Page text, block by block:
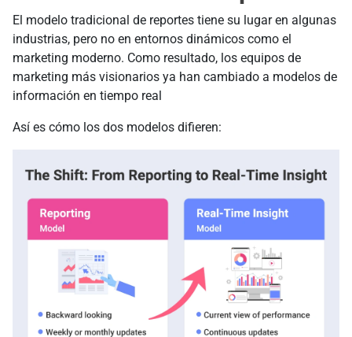
El modelo tradicional de reportes tiene su lugar en algunas
industrias, pero no en entornos dinámicos como el
marketing moderno. Como resultado, los equipos de
marketing más visionarios ya han cambiado a modelos de
información en tiempo real
Así es cómo los dos modelos difieren: